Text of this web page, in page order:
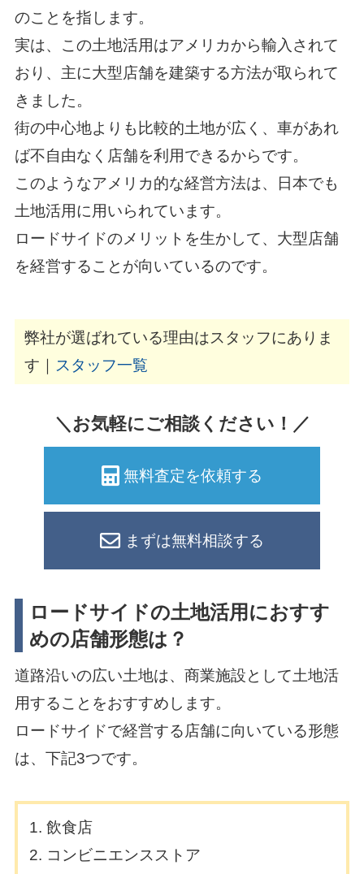
のことを指します。
実は、この土地活用はアメリカから輸入されて
おり、主に大型店舗を建築する方法が取られて
きました。
街の中心地よりも比較的土地が広く、車があれ
ば不自由なく店舗を利用できるからです。
このようなアメリカ的な経営方法は、日本でも
土地活用に用いられています。
ロードサイドのメリットを生かして、大型店舗
を経営することが向いているのです。
弊社が選ばれている理由はスタッフにありま
す｜
スタッフ一覧
＼お気軽にご相談ください！／
無料査定を依頼する
まずは無料相談する
ロードサイドの土地活用におすす
めの店舗形態は？
道路沿いの広い土地は、商業施設として土地活
用することをおすすめします。
ロードサイドで経営する店舗に向いている形態
は、下記3つです。
飲食店
コンビニエンスストア